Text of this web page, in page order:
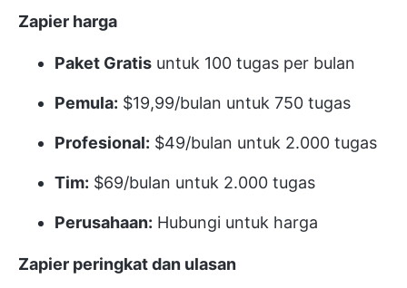
Zapier harga
Paket Gratis untuk 100 tugas per bulan
Pemula: $19,99/bulan untuk 750 tugas
Profesional: $49/bulan untuk 2.000 tugas
Tim: $69/bulan untuk 2.000 tugas
Perusahaan: Hubungi untuk harga
Zapier peringkat dan ulasan